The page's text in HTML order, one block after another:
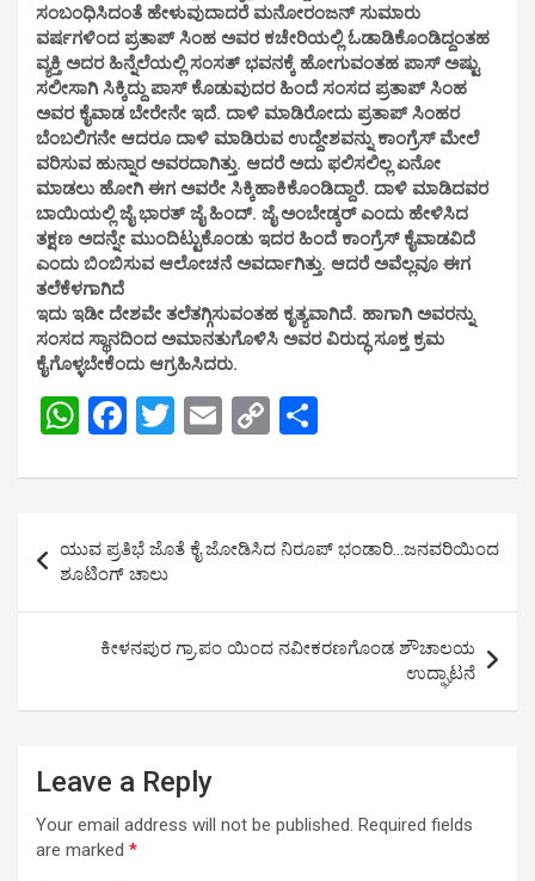
ಸಂಬಂಧಿಸಿದಂತೆ ಹೇಳುವುದಾದರೆ ಮನೋರಂಜನ್ ಸುಮಾರು
ವರ್ಷಗಳಿಂದ ಪ್ರತಾಪ್ ಸಿಂಹ ಅವರ ಕಚೇರಿಯಲ್ಲಿ ಓಡಾಡಿಕೊಂಡಿದ್ದಂತಹ
ವ್ಯಕ್ತಿ ಅದರ ಹಿನ್ನೆಲೆಯಲ್ಲಿ ಸಂಸತ್ ಭವನಕ್ಕೆ ಹೋಗುವಂತಹ ಪಾಸ್ ಅಷ್ಟು
ಸಲೀಸಾಗಿ ಸಿಕ್ಕಿದ್ದು ಪಾಸ್ ಕೊಡುವುದರ ಹಿಂದೆ ಸಂಸದ ಪ್ರತಾಪ್ ಸಿಂಹ
ಅವರ ಕೈವಾಡ ಬೇರೇನೇ ಇದೆ. ದಾಳಿ ಮಾಡಿರೋದು ಪ್ರತಾಪ್ ಸಿಂಹರ
ಬೆಂಬಲಿಗನೇ ಆದರೂ ದಾಳಿ ಮಾಡಿರುವ ಉದ್ದೇಶವನ್ನು ಕಾಂಗ್ರೆಸ್ ಮೇಲೆ
ವರಿಸುವ ಹುನ್ನಾರ ಅವರದಾಗಿತ್ತು. ಆದರೆ ಅದು ಫಲಿಸಲಿಲ್ಲ ಏನೋ
ಮಾಡಲು ಹೋಗಿ ಈಗ ಅವರೇ ಸಿಕ್ಕಿಹಾಕಿಕೊಂಡಿದ್ದಾರೆ. ದಾಳಿ ಮಾಡಿದವರ
ಬಾಯಿಯಲ್ಲಿ ಜೈ ಭಾರತ್ ಜೈ ಹಿಂದ್. ಜೈ ಅಂಬೇಡ್ಕರ್ ಎಂದು ಹೇಳಿಸಿದ
ತಕ್ಷಣ ಅದನ್ನೇ ಮುಂದಿಟ್ಟುಕೊಂಡು ಇದರ ಹಿಂದೆ ಕಾಂಗ್ರೆಸ್ ಕೈವಾಡವಿದೆ
ಎಂದು ಬಿಂಬಿಸುವ ಆಲೋಚನೆ ಅವರ್ದಾಗಿತ್ತು. ಆದರೆ ಅವೆಲ್ಲವೂ ಈಗ
ತಲೆಕೆಳಗಾಗಿದೆ
ಇದು ಇಡೀ ದೇಶವೇ ತಲೆತಗ್ಗಿಸುವಂತಹ ಕೃತ್ಯವಾಗಿದೆ. ಹಾಗಾಗಿ ಅವರನ್ನು
ಸಂಸದ ಸ್ಥಾನದಿಂದ ಅಮಾನತುಗೊಳಿಸಿ ಅವರ ವಿರುದ್ಧ ಸೂಕ್ತ ಕ್ರಮ
ಕೈಗೊಳ್ಳಬೇಕೆಂದು ಆಗ್ರಹಿಸಿದರು.
W
at
A
p
F
ce
b
o
o
k
T
tt
er
E
ail
C
py
Li
n
k
ar
navigation
ಯುವ ಪ್ರತಿಭೆ ಜೊತೆ ಕೈ ಜೋಡಿಸಿದ ನಿರೂಪ್ ಭಂಡಾರಿ…ಜನವರಿಯಿಂದ
ಶೂಟಿಂಗ್ ಚಾಲು
ಕೀಳನಪುರ ಗ್ರಾ.ಪಂ ಯಿಂದ ನವೀಕರಣಗೊಂಡ ಶೌಚಾಲಯ
ಉದ್ಘಾಟನೆ
Leave a Reply
Your email address will not be published. Required fields
are marked *